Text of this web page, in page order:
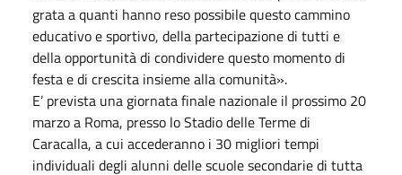
grata a quanti hanno reso possibile questo cammino
educativo e sportivo, della partecipazione di tutti e
della opportunità di condividere questo momento di
festa e di crescita insieme alla comunità».
E’ prevista una giornata finale nazionale il prossimo 20
marzo a Roma, presso lo Stadio delle Terme di
Caracalla, a cui accederanno i 30 migliori tempi
individuali degli alunni delle scuole secondarie di tutta